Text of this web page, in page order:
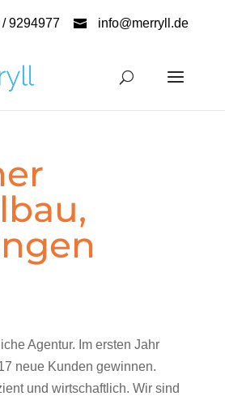
9294977 info@merryll.de
Agentur. Im ersten Jahr
neue Kunden gewinnen.
und wirtschaftlich. Wir sind